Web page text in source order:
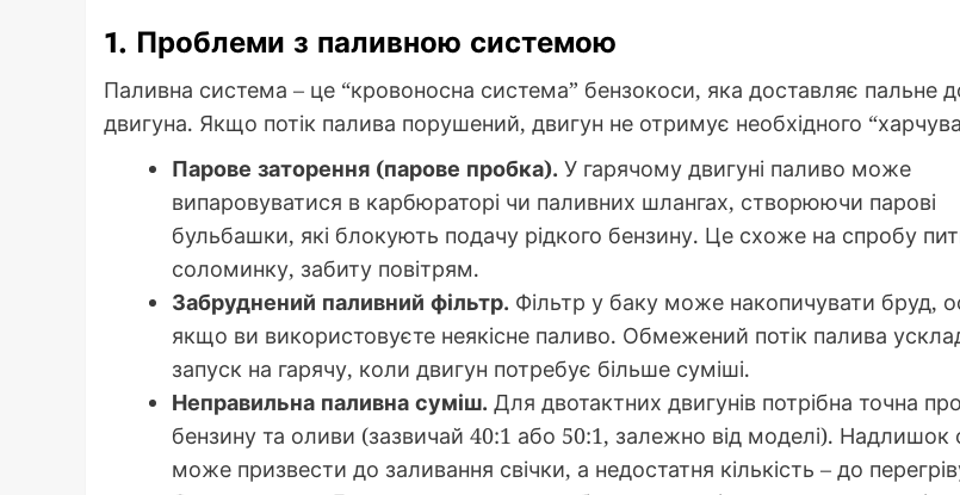
1. Проблеми з паливною системою
Паливна система – це “кровоносна система” бензокоси, яка доставляє пальне
двигуна. Якщо потік палива порушений, двигун не отримує необхідного
Парове заторення (парове пробка). У гарячому двигуні паливо може
випаровуватися в карбюраторі чи паливних шлангах, створюючи парові
бульбашки, які блокують подачу рідкого бензину. Це схоже на спробу
соломинку, забиту повітрям.
Забруднений паливний фільтр. Фільтр у баку може накопичувати бруд,
якщо ви використовуєте неякісне паливо. Обмежений потік палива
запуск на гарячу, коли двигун потребує більше суміші.
Неправильна паливна суміш. Для двотактних двигунів потрібна точна
бензину та оливи (зазвичай 40:1 або 50:1, залежно від моделі). Надлишок
може призвести до заливання свічки, а недостатня кількість – до